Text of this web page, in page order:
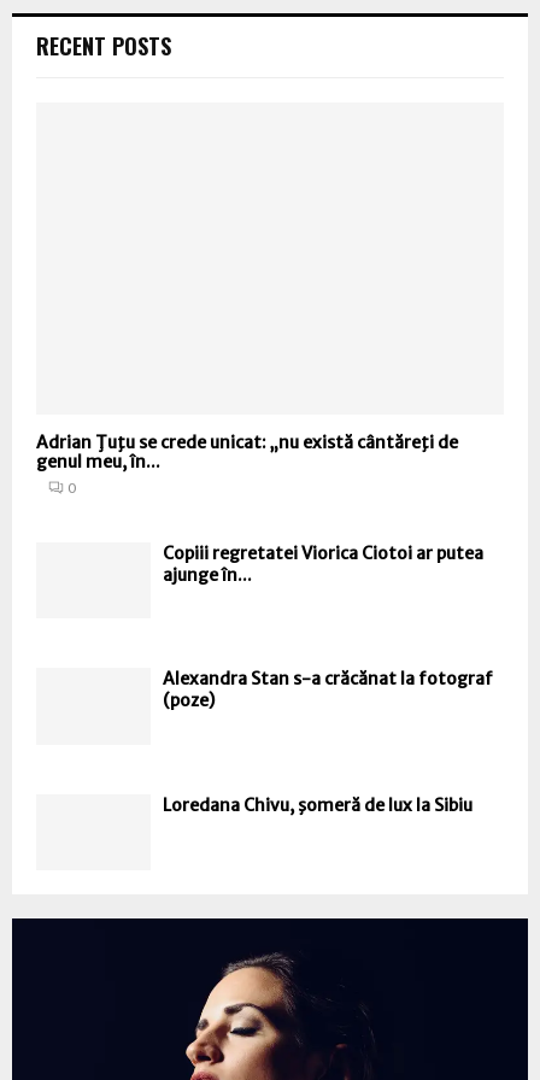
RECENT POSTS
Adrian Ţuţu se crede unicat: „nu există cântăreţi de
genul meu, în...
0
Copiii regretatei Viorica Ciotoi ar putea
ajunge în...
Alexandra Stan s-a crăcănat la fotograf
(poze)
Loredana Chivu, şomeră de lux la Sibiu